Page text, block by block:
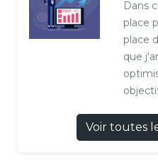
Dans
place
place
que
Voir toutes